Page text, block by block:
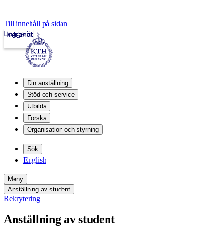
Till innehåll på sidan
Intranät
Logga in
Din anställning
Stöd och service
Utbilda
Forska
Organisation och styrning
Sök
English
Meny
Anställning av student
Rekrytering
Anställning av student